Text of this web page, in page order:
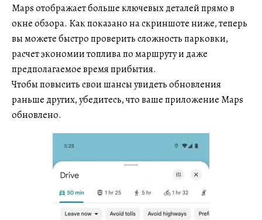
Maps отображает больше ключевых деталей прямо в
окне обзора. Как показано на скриншоте ниже, теперь
вы можете быстро проверить сложность парковки,
расчет экономии топлива по маршруту и даже
предполагаемое время прибытия.
Чтобы повысить свои шансы увидеть обновления
раньше других, убедитесь, что ваше приложение Maps
обновлено.